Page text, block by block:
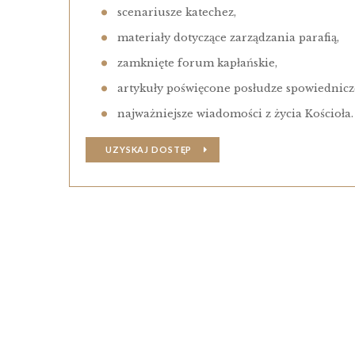
scenariusze katechez,
materiały dotyczące zarządzania parafią,
zamknięte forum kapłańskie,
artykuły poświęcone posłudze
najważniejsze wiadomości z życia Kościoła.
UZYSKAJ DOSTĘP